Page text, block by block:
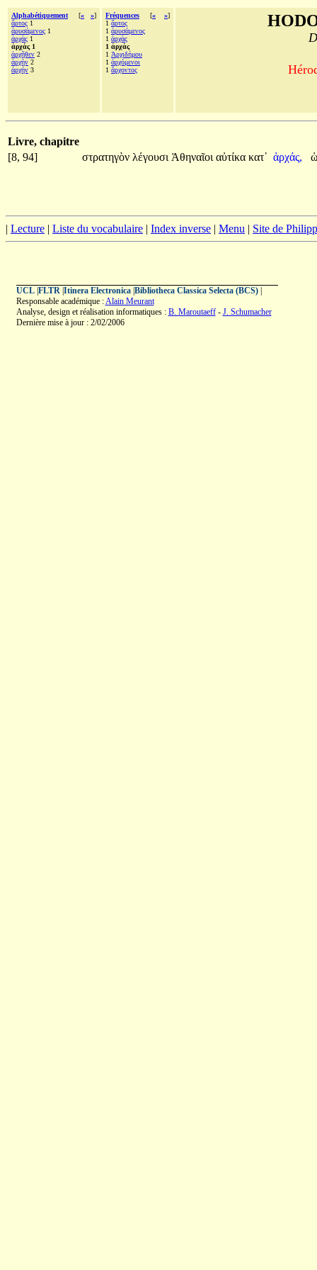
Alphabétiquement [« »]
ἄρτος 1
ἀρυσάμενος 1
ἀρχὰς 1
ἀρχάς 1
ἀρχῆθεν 2
ἀρχὴν 2
ἀρχήν 3
Fréquences [« »]
1 ἄρτος
1 ἀρυσάμενος
1 ἀρχὰς
1 ἀρχάς
1 Ἀρχιδήμου
1 ἀρχόμενοι
1 ἄρχοντος
Livre, chapitre
[8, 94]
στρατηγὸν λέγουσι Ἀθηναῖοι αὐτίκα κατ᾽ ἀρχάς,
| Lecture | Liste du vocabulaire | Index inverse | Menu | Site de
UCL| FLTR| Itinera Electronica| Bibliotheca Classica Selecta (BCS)|
Responsable académique :Alain Meurant
Analyse, design et réalisation informatiques : B. Maroutaeff- J. Schumacher
Dernière mise à jour : 2/02/2006